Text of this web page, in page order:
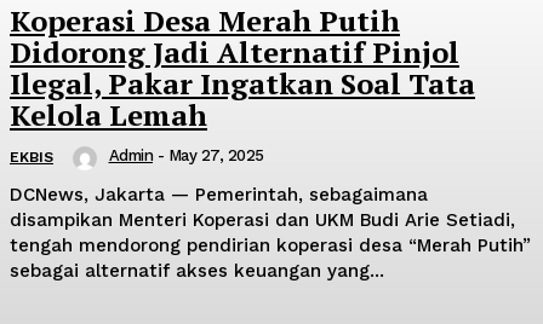
Koperasi Desa Merah Putih
Didorong Jadi Alternatif Pinjol
Ilegal, Pakar Ingatkan Soal Tata
Kelola Lemah
EKBIS Admin - May 27, 2025
DCNews, Jakarta — Pemerintah, sebagaimana
disampikan Menteri Koperasi dan UKM Budi Arie Setiadi,
tengah mendorong pendirian koperasi desa “Merah Putih”
sebagai alternatif akses keuangan yang...